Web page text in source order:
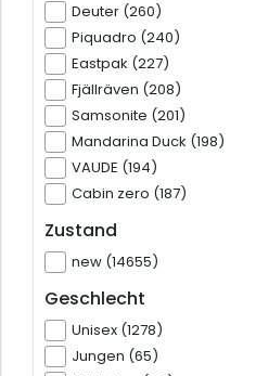
Deuter (260)
Piquadro (240)
Eastpak (227)
Fjällräven (208)
Samsonite (201)
Mandarina Duck (198)
VAUDE (194)
Cabin zero (187)
Zustand
new (14655)
Geschlecht
Unisex (1278)
Jungen (65)